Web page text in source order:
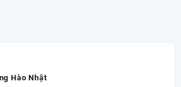
Hào Nhật